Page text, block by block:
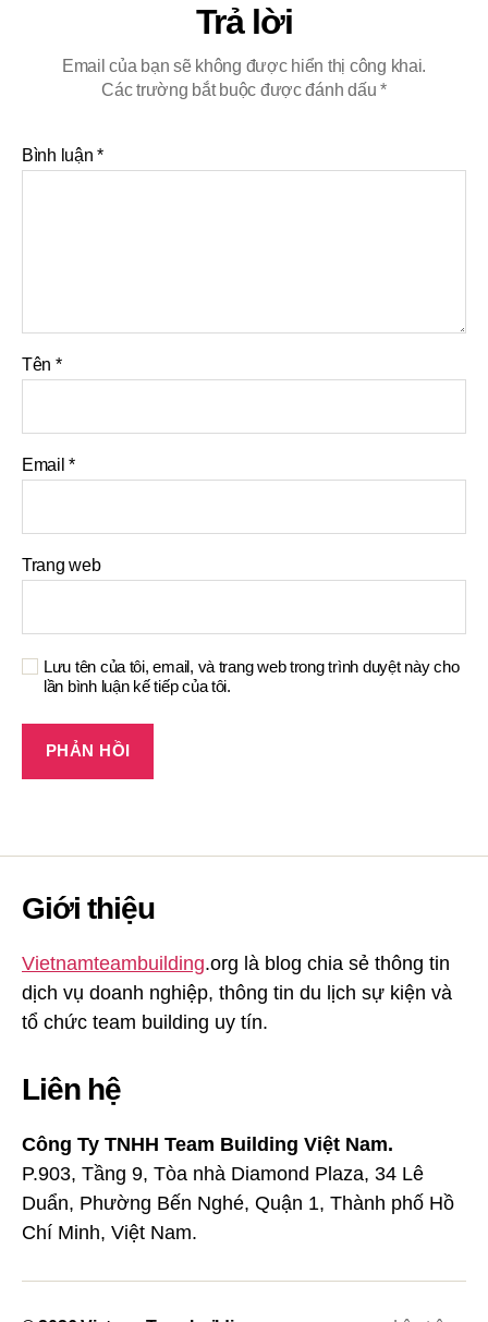
Trả lời
Email của bạn sẽ không được hiển thị công khai.
Các trường bắt buộc được đánh dấu*
Bình luận*
Tên *
Email*
Trang web
Lưu tên của tôi, email, và trang web trong trình duyệt này cho
lần bình luận kế tiếp của tôi.
Giới thiệu
Vietnamteambuilding.org là blog chia sẻ thông tin
dịch vụ doanh nghiệp, thông tin du lịch sự kiện và
tổ chức team building uy tín.
Liên hệ
Công Ty TNHH Team Building Việt Nam.
P.903, Tầng 9, Tòa nhà Diamond Plaza, 34 Lê
Duẩn, Phường Bến Nghé, Quận 1, Thành phố Hồ
Chí Minh, Việt Nam.